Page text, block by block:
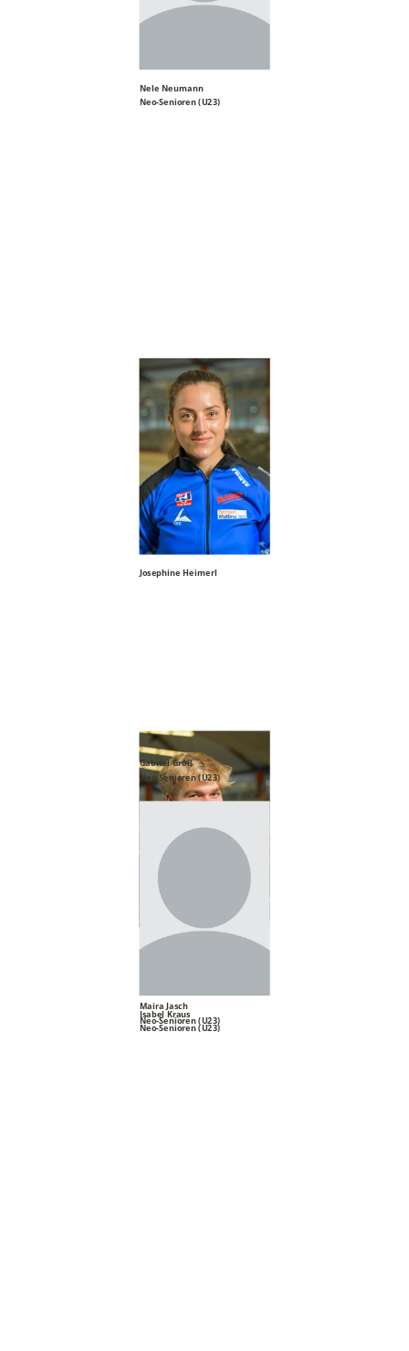
Nele Neumann
Neo-Senioren (U23)
Josephine Heimerl
Felix Motschmann
Maira Jasch
Neo-Senioren (U23)
Max Patz
Neo-Senioren (U23)
Anna Ostlender
ttttdjh
Gabriel Groß
Neo-Senioren (U23)
Isabel Kraus
Neo-Senioren (U23)